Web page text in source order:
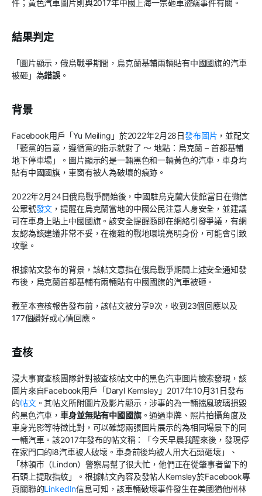
件；黃色汽車圖片則與2017年中國上海一宗砸車盜竊事件有關。
結果判定
「圖片顯示，俄烏戰爭期間，烏克蘭基輔兩輛貼有中國國旗的汽車
被砸」為錯誤 。
背景
Facebook用戶「Yu Meiling」於2022年2月28日發布圖片 ，並配文
「聽黨的旨意，遵循黨的指示就對了 ～ 地點：烏克蘭 – 首都基輔
地下停車場」。圖片顯示的是一輛黑色和一輛黃色的汽車，車身均
貼有中國國旗，車窗有被人為破壞的痕跡。
2022年2月24日俄烏戰爭開始後，中國駐烏克蘭大使館當日在微信
公眾號發文 ，提醒在烏克蘭當地的中國公民注意人身安全，並建議
可在車身上貼上中國國旗。該安全提醒隨即在網絡引發爭議，有網
友認為該建議非常不妥，在複雜的戰地環境亮明身份，可能會引致
攻擊。
根據帖文發布的背景，該帖文意指在俄烏戰爭期間上述安全通知發
布後，烏克蘭首都基輔有兩輛貼有中國國旗的汽車被砸。
截至本查核報告發布前，該帖文被分享9次，收到23個回應以及
177個讚好或心情回應。
查核
浸大事實查核團隊針對被查核帖文中的黑色汽車圖片檢索發現，該
圖片來自Facebook用戶「Daryl Kemsley」2017年10月31日發布
的帖文。其帖文所附圖片及影片顯示，涉事的為一輛擋風玻璃損毀
的黑色汽車，車身並無貼有中國國旗。通過車牌、照片拍攝角度及
車身光影等特徵比對，可以確認兩張圖片展示的為相同場景下的同
一輛汽車。該2017年發布的帖文稱：「今天早晨我醒來後，發現停
在家門口的i8汽車被人破壞。車身前後均被人用大石頭砸壞」、
「林頓市（Lindon）警察局幫了很大忙，他們正在從肇事者留下的
石頭上提取指紋」。根據帖文內容及發帖人Kemsley於Facebook專
頁關聯的LinkedIn信息可知，該車輛破壞事件發生在美國猶他州林